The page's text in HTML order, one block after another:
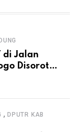
di Jalan
Disorot
Papan
,DPUTR KAB